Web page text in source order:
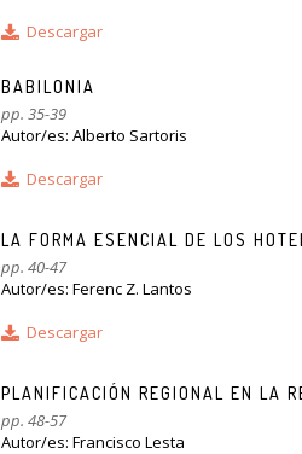
Descargar
BABILONIA
pp. 35-39
Autor/es: Alberto Sartoris
Descargar
LA FORMA ESENCIAL DE LOS
pp. 40-47
Autor/es: Ferenc Z. Lantos
Descargar
PLANIFICACIÓN REGIONAL EN LA
pp. 48-57
Autor/es: Francisco Lesta